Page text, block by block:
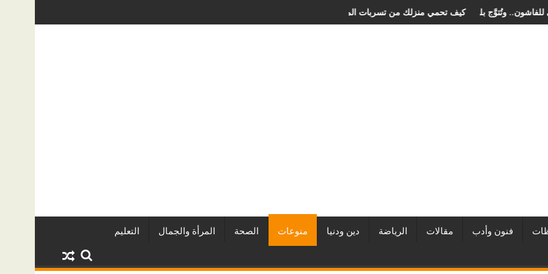
كيف تحمي منزلك من تسربات المياه الخفية؟ دليل عملي لأصحاب المنازل في الرياضالصخرة الدولي للفاشون.. وتُتوَّج بلقب أفضل مصممة أزياء لعام 2026
فنون وأدب مقالات الرياضة دين ودنيا منوعات الصحة المرأة والجمال التعليم